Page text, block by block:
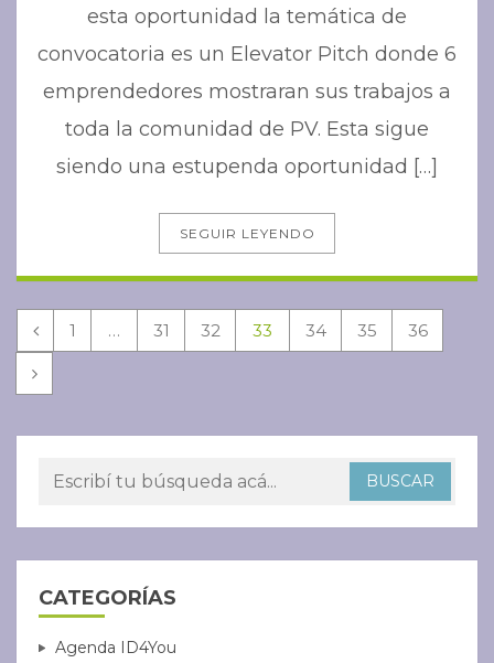
esta oportunidad la temática de
convocatoria es un Elevator Pitch donde 6
emprendedores mostraran sus trabajos a
toda la comunidad de PV. Esta sigue
siendo una estupenda oportunidad […]
SEGUIR LEYENDO
1 … 31 32 33 34 35 36
CATEGORÍAS
Agenda ID4You